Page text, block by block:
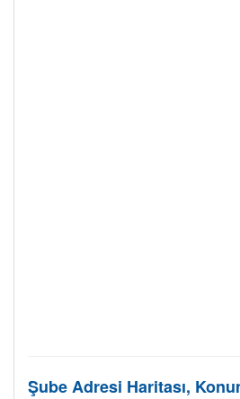
Şube Adresi Haritası,